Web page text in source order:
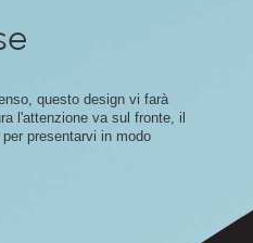
questo design vi farà
l'attenzione va sul fronte, il
presentarvi in modo